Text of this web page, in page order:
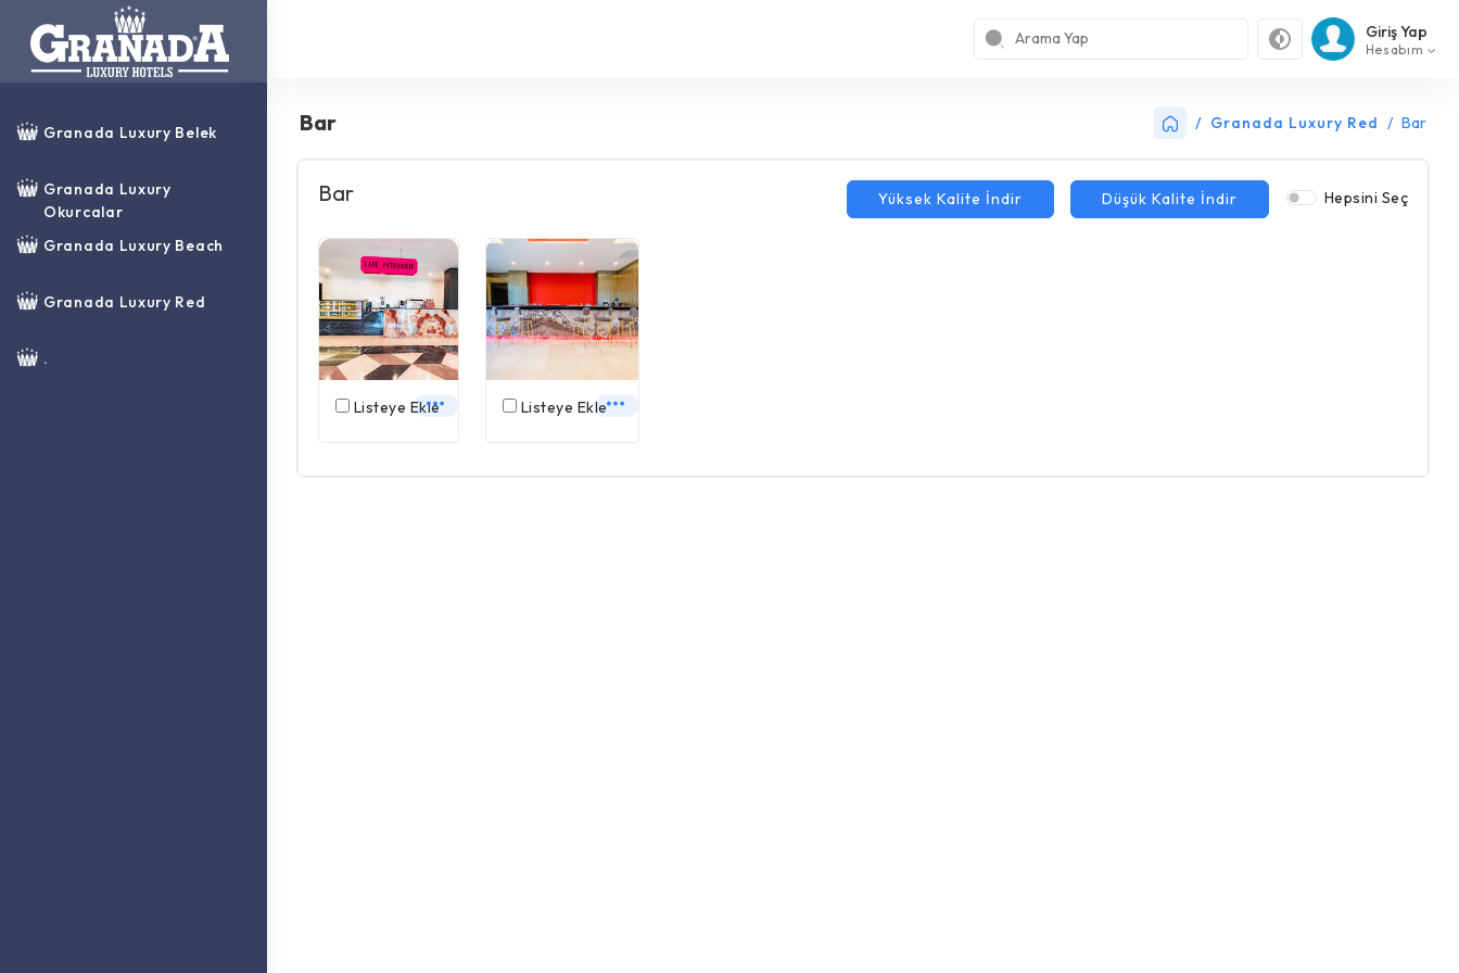
Giriş Yap
Hesabım
Granada Luxury Belek
Granada Luxury
Okurcalar
Granada Luxury Beach
Granada Luxury Red
.
Bar Granada Luxury Red Bar
Bar Yüksek Kalite İndir Düşük Kalite İndir Hepsini Seç
Listeye Ekle Listeye Ekle